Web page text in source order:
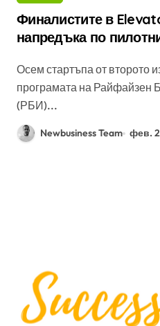
Финалистите в
напредъка по
Осем стартъпа от второто издание на Elevator Lab –
програмата на Райфайзен
(РБИ)...
Newbusiness Team фев.